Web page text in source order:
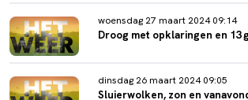
woensdag 27 maart 2024 09:14
Droog met opklaringen en 13
dinsdag 26 maart 2024 09:05
Sluierwolken, zon en